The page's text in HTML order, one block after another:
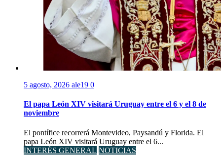
5 agosto, 2026 ale19 0
El papa León XIV visitará Uruguay entre el 6 y el 8 de
noviembre
El pontífice recorrerá Montevideo, Paysandú y Florida. El
papa León XIV visitará Uruguay entre el 6...
INTERÉS GENERAL NOTICIAS